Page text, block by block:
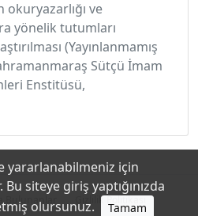
ve
yönelik tutumları
(Yayınlanmamış
Sütçü İmam
Enstitüsü,
Bulunanlar Gizlilik Politikası
yararlanabilmeniz için
siteye giriş yaptığınızda
olursunuz.
Tamam